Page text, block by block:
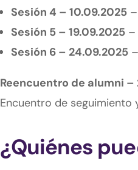
Sesión 4 – 10.09.2025–
Sesión 5 – 19.09.2025–
Sesión 6 – 24.09.2025–
Reencuentro de alumni –
Encuentro de
¿Quiénes